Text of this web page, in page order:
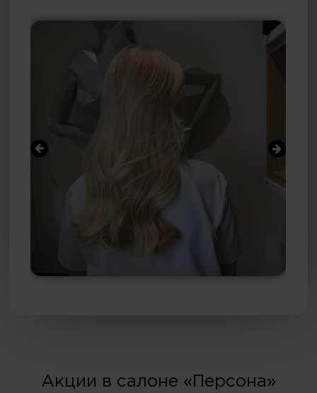
Акции в салоне «Персона»